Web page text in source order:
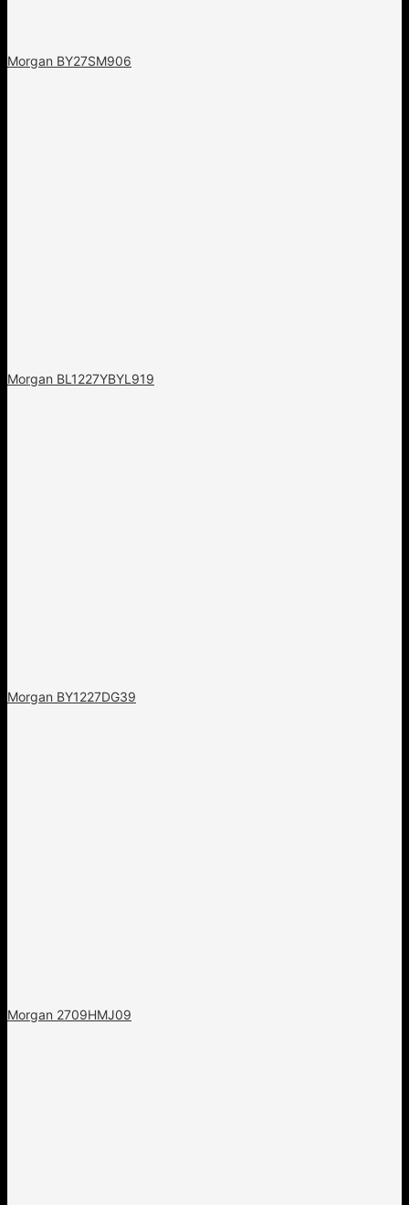
Morgan BY27SM906
Morgan BL1227YBYL919
Morgan BY1227DG39
Morgan 2709HMJ09